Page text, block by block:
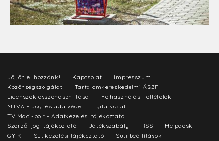
Jöjjön el hozzánk! Kapcsolat
Impresszum
Közönségszolgálat
Tartalomkereskedelmi ÁSZF
Licenszek összehasonlítása
Felhasználási feltételek
MTVA - Jogi és adatvédelmi nyilatkozat
TV Maci-bolt - Adatkezelési tájékoztató
Szerzői jogi tájékoztató
Játékszabály RSS
Helpdesk
GYIK
Sütikezelési tájékoztató Süti beállítások